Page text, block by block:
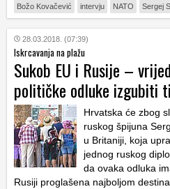
Božo Kovačević intervju NATO Sergej
28.03.2018. (07:39)
Iskrcavanja na plažu
Sukob EU i Rusije –
političke odluke izgubiti
Hrvatska će zbog
ruskog špijuna
u Britaniji, koja
jednog ruskog
da ovaka odluka
Rusiji proglašena najboljom